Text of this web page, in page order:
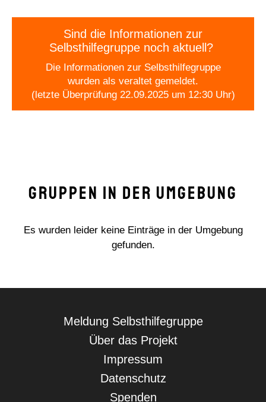
Sind die Informationen zur
Selbsthilfegruppe noch aktuell?
Die Informationen zur Selbsthilfegruppe
wurden als veraltet gemeldet.
(letzte Überprüfung 22.09.2025 um 12:30 Uhr)
Gruppen in der Umgebung
Es wurden leider keine Einträge in der Umgebung
gefunden.
Navigation
überspringen
Meldung Selbsthilfegruppe
Über das Projekt
Impressum
Datenschutz
Spenden